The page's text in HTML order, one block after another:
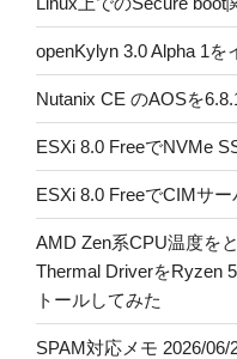
openKylyn 3.0 Alpha 1を
Nutanix CE のAOSを
ESXi 8.0 FreeでNVMe
ESXi 8.0 FreeでCIMサ
AMD Zen系CPU温度を
Thermal DriverをRyzen
トールしてみた
SPAM対応メモ 2026/06/